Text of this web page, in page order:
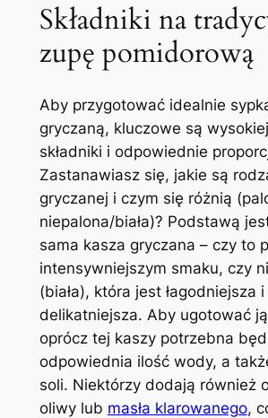
Składniki na
zupę pomidorową
Aby przygotować idealnie
gryczaną, kluczowe są
składniki i odpowiednie
Zastanawiasz się, jakie są
gryczanej i czym się różnią
niepalona/biała)? Podstawą
sama kasza gryczana – czy to
intensywniejszym smaku, czy
(biała), która jest łagodniejsza i
delikatniejsza. Aby ugotować
oprócz tej kaszy potrzebna
odpowiednia ilość wody, a
soli. Niektórzy dodają również
oliwy lub masła klarowanego,